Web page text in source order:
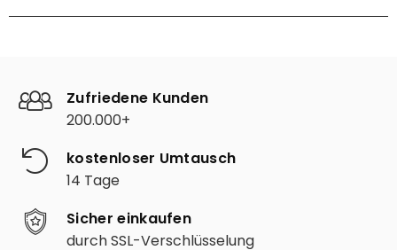
Zufriedene Kunden
200.000+
kostenloser Umtausch
14 Tage
Sicher einkaufen
durch SSL-Verschlüsselung